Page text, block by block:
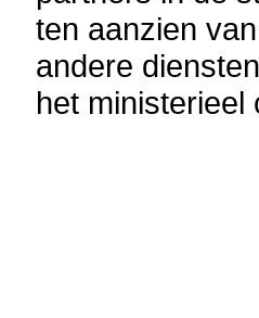
ten aanzien
andere
het ministerieel